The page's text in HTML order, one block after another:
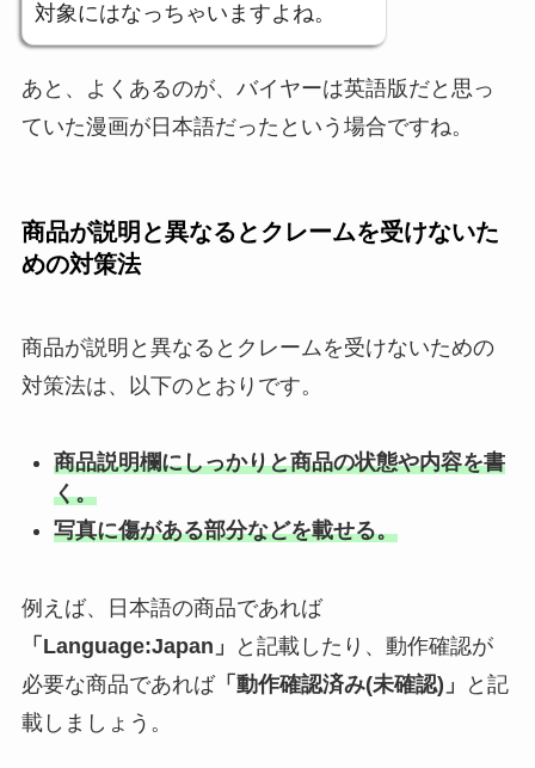
対象にはなっちゃいますよね。
あと、よくあるのが、バイヤーは英語版だと思っ
ていた漫画が日本語だったという場合ですね。
商品が説明と異なるとクレームを受けないた
めの対策法
商品が説明と異なるとクレームを受けないための
対策法は、以下のとおりです。
商品説明欄にしっかりと商品の状態や内容を書
く。
写真に傷がある部分などを載せる。
例えば、日本語の商品であれば
「Language:Japan」
と記載したり、動作確認が
必要な商品であれば「動作確認済み(未確認)」
と記
載しましょう。